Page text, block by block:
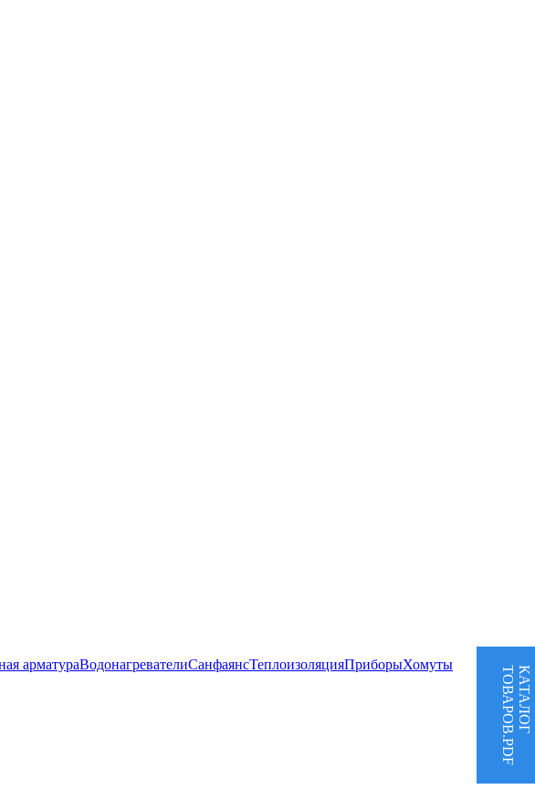
арматураВодонагревателиСанфаянсТеплоизоляцияПриборыХомуты
КАТАЛОГ
ТОВАРОВ.PDF